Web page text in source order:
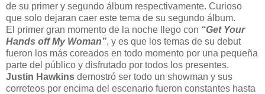
de su primer y segundo álbum respectivamente. Curioso
que solo dejaran caer este tema de su segundo álbum.
El primer gran momento de la noche llego con “Get Your
Hands off My Woman”, y es que los temas de su debut
fueron los más coreados en todo momento por una pequeña
parte del público y disfrutado por todos los presentes.
Justin Hawkins demostró ser todo un showman y sus
correteos por encima del escenario fueron constantes hasta